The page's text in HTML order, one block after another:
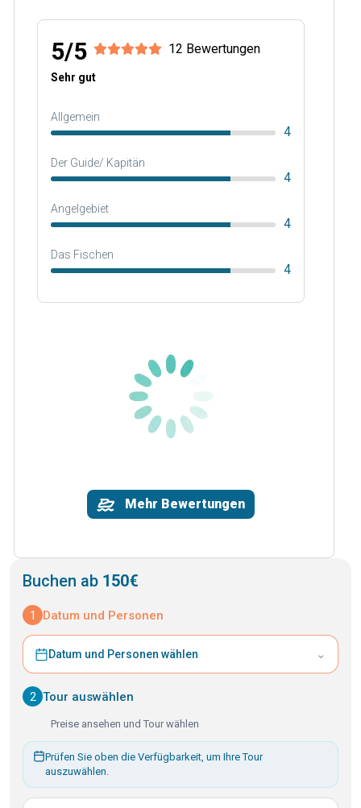
5/5 12 Bewertungen
Sehr gut
Allgemein
4
Der Guide/ Kapitän
4
Angelgebiet
4
Das Fischen
4
Mehr Bewertungen
Buchen ab 150€
1 Datum und Personen
Datum und Personen wählen ⌄
2 Tour auswählen
Preise ansehen und Tour wählen
Prüfen Sie oben die Verfügbarkeit, um Ihre Tour
auszuwählen.